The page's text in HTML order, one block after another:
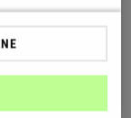
Pierwotnie
które
właściwej.
w